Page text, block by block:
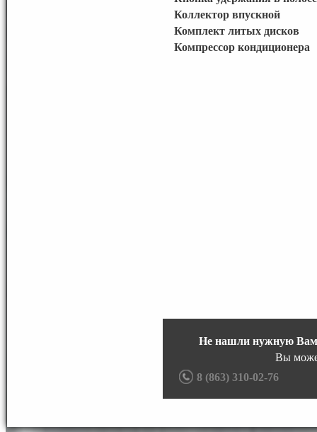
Коллектор впускной
Комплект литых дисков
Компрессор кондиционера
Не нашли нужную Вам
Вы
8 (863) 310-02-76